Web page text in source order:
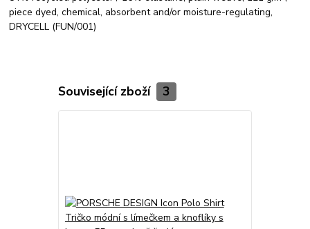
piece dyed, chemical, absorbent and/or moisture-regulating,
DRYCELL (FUN/001)
Související zboží 3